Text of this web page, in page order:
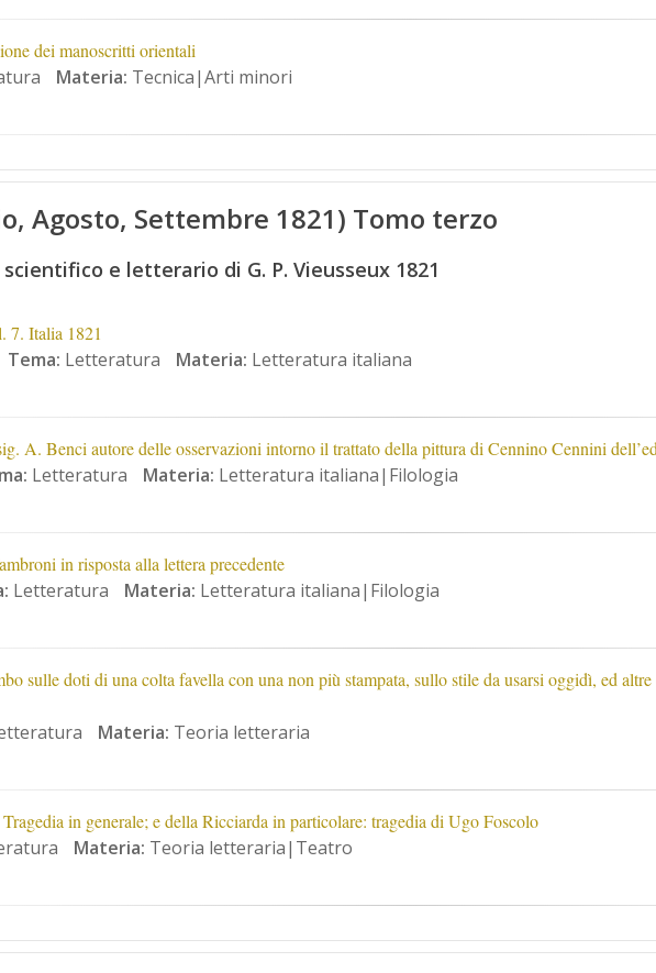
dei manoscritti orientali
Materia: Tecnica|Arti minori
Agosto, Settembre 1821) Tomo terzo
e letterario di G. P. Vieusseux 1821
7. Italia 1821
Tema: Letteratura Materia: Letteratura italiana
A. Benci autore delle osservazioni intorno il trattato della pittura di Cennino Cennini
Letteratura Materia: Letteratura italiana|Filologia
in risposta alla lettera precedente
Letteratura Materia: Letteratura italiana|Filologia
sulle doti di una colta favella con una non più stampata, sullo stile da usarsi oggidì, ed
Materia: Teoria letteraria
in generale; e della Ricciarda in particolare: tragedia di Ugo Foscolo
Materia: Teoria letteraria|Teatro